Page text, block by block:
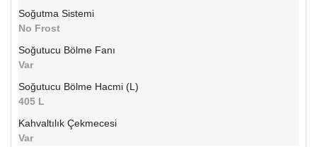
Soğutma Sistemi
No Frost
Soğutucu Bölme Fanı
Var
Soğutucu Bölme Hacmi (L)
405 L
Kahvaltılık Çekmecesi
Var